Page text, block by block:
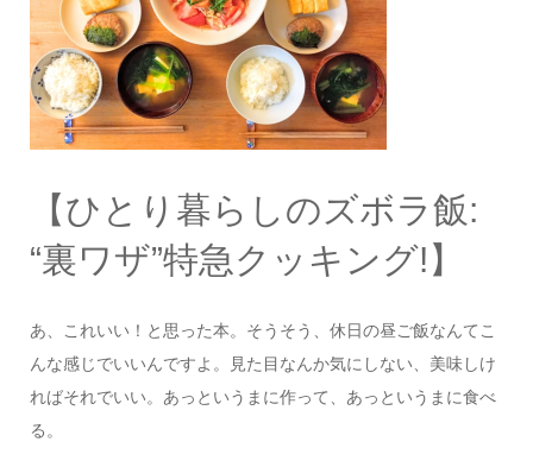
【ひとり暮らしのズボラ飯:
“裏ワザ”特急クッキング!】
あ、これいい！と思った本。そうそう、休日の昼ご飯なんてこ
んな感じでいいんですよ。見た目なんか気にしない、美味しけ
ればそれでいい。あっというまに作って、あっというまに食べ
る。